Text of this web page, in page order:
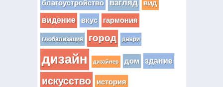
благоустройство взгляд вид
видение вкус гармония
глобализация город двери
дизайн дизайнер дом здание
искусство история